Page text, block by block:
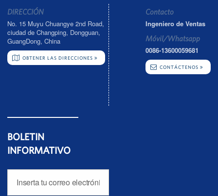
DIRECCIÓN
No. 15 Muyu Chuangye 2nd Road,
ciudad de Changping, Dongguan,
GuangDong, China
OBTENER LAS DIRECCIONES
Contacto
Ingeniero de Ventas
Móvil/Whatsapp
0086-13600059681
CONTÁCTENOS
BOLETIN
INFORMATIVO